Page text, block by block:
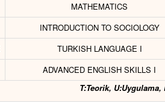
MATHEMATICS
INTRODUCTION TO SOCIOLOGY
TURKISH LANGUAGE I
ADVANCED ENGLISH SKILLS I
T:Teorik,